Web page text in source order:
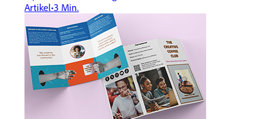
Artikel 3 Min.